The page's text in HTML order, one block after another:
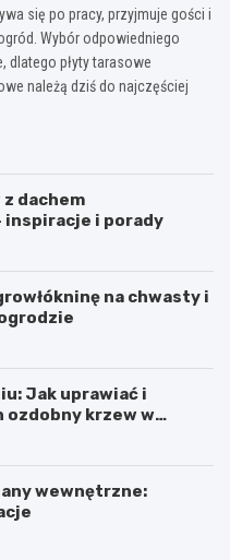
się po pracy, przyjmuje gości i
Wybór odpowiedniego
dlatego płyty tarasowe
należą dziś do najczęściej
dachem
inspiracje i porady
na chwasty i
Jak uprawiać i
ozdobny krzew w
wewnętrzne: